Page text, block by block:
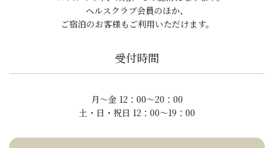
ヘルスクラブ会員のほか、
ご宿泊のお客様もご利用いただけます。
受付時間
月～金 12：00～20：00
土・日・祝日 12：00～19：00